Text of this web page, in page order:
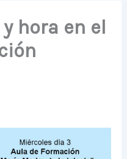
hora en el